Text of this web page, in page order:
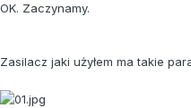
OK. Zaczynamy.
Zasilacz jaki użyłem ma takie